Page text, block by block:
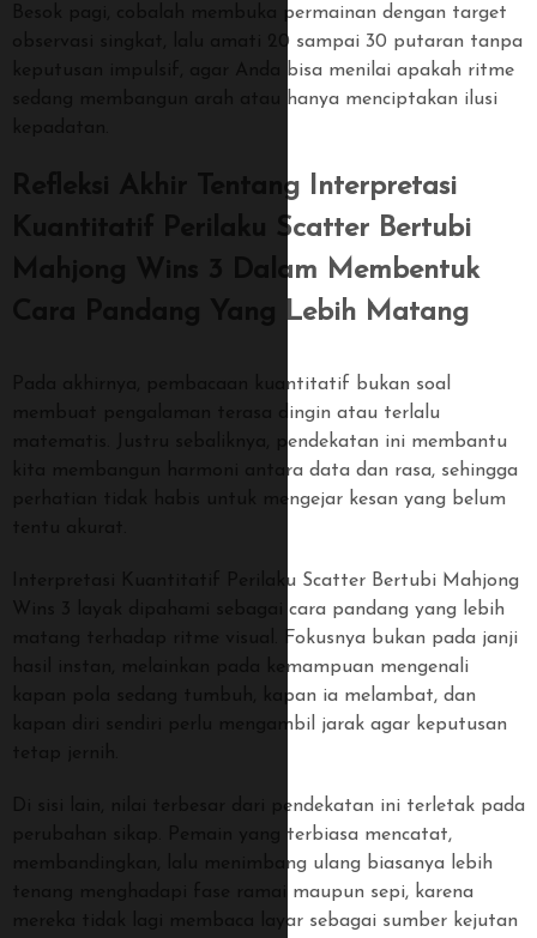
Besok pagi, cobalah membuka permainan dengan target
observasi singkat, lalu amati 20 sampai 30 putaran tanpa
keputusan impulsif, agar Anda bisa menilai apakah ritme
sedang membangun arah atau hanya menciptakan ilusi
Refleksi Akhir Tentang Interpretasi
Kuantitatif Perilaku Scatter Bertubi
Mahjong Wins 3 Dalam Membentuk
Cara Pandang Yang Lebih Matang
Pada akhirnya, pembacaan kuantitatif bukan soal
membuat pengalaman terasa dingin atau terlalu
matematis. Justru sebaliknya, pendekatan ini membantu
kita membangun harmoni antara data dan rasa, sehingga
perhatian tidak habis untuk mengejar kesan yang belum
Interpretasi Kuantitatif Perilaku Scatter Bertubi Mahjong
Wins 3 layak dipahami sebagai cara pandang yang lebih
matang terhadap ritme visual. Fokusnya bukan pada janji
hasil instan, melainkan pada kemampuan mengenali
kapan pola sedang tumbuh, kapan ia melambat, dan
kapan diri sendiri perlu mengambil jarak agar keputusan
Di sisi lain, nilai terbesar dari pendekatan ini terletak pada
perubahan sikap. Pemain yang terbiasa mencatat,
membandingkan, lalu menimbang ulang biasanya lebih
tenang menghadapi fase ramai maupun sepi, karena
mereka tidak lagi membaca layar sebagai sumber kejutan